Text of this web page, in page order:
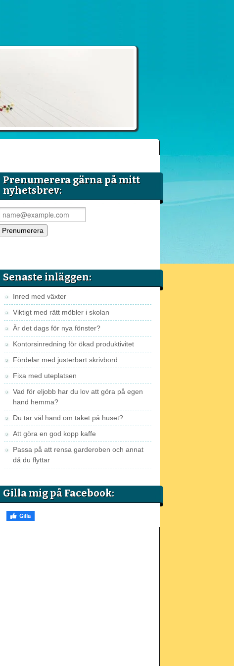
Prenumerera gärna på mitt
nyhetsbrev:
Senaste inläggen:
Inred med växter
Viktigt med rätt möbler i skolan
Är det dags för nya fönster?
Kontorsinredning för ökad produktivitet
Fördelar med justerbart skrivbord
Fixa med uteplatsen
Vad för eljobb har du lov att göra på egen
hand hemma?
Du tar väl hand om taket på huset?
Att göra en god kopp kaffe
Passa på att rensa garderoben och annat
då du flyttar
Gilla mig på Facebook: